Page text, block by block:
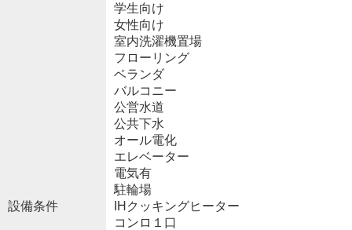
設備条件
学生向け
女性向け
室内洗濯機置場
フローリング
ベランダ
バルコニー
公営水道
公共下水
オール電化
エレベーター
電気有
駐輪場
IHクッキングヒーター
コンロ１口